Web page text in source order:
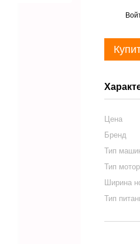
Цена
Бренд
Тип
Тип
Ширина
Тип